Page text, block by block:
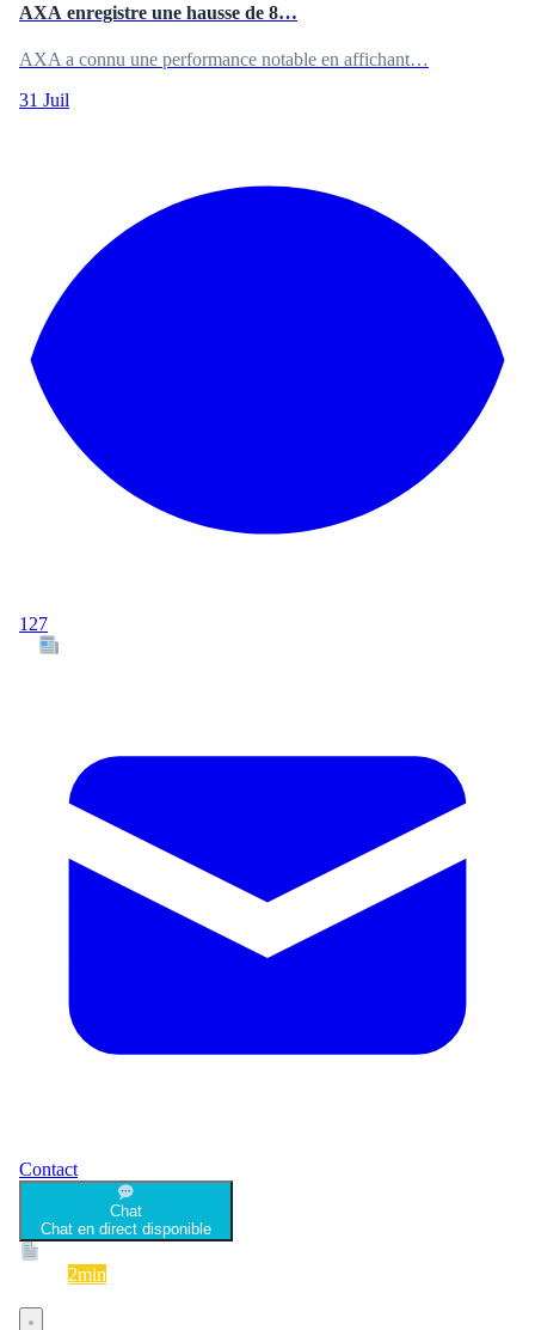
AXA enregistre une hausse de 8…
AXA a connu une performance notable en affichant…
31 Juil
127
Contact
Chat
Chat en direct disponible
2min